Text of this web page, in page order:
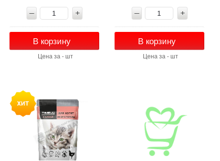
В корзину
Цена за - шт
В корзину
Цена за - шт